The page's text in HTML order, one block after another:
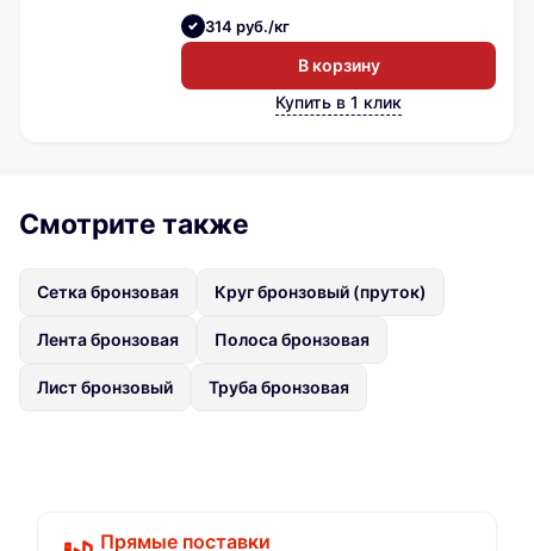
314 руб./кг
В корзину
Купить в 1 клик
Смотрите также
Сетка бронзовая Круг бронзовый (пруток)
Лента бронзовая Полоса бронзовая
Лист бронзовый Труба бронзовая
Прямые поставки